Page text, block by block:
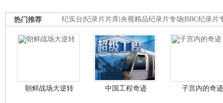
纪实台 纪录片片库 央视精品纪录片专场 BBC纪录片
热门推荐
朝鲜战场大逆转 中国工程奇迹 子宫内的奇迹